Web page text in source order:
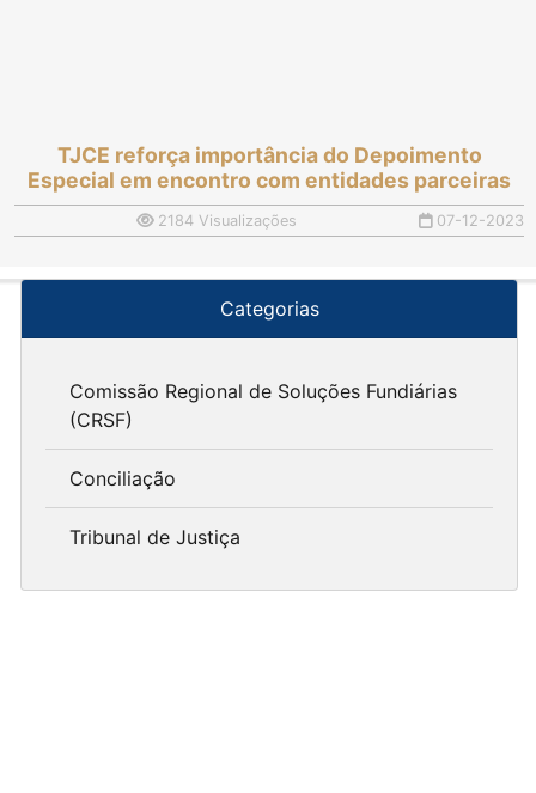
TJCE reforça importância do Depoimento
Especial em encontro com entidades parceiras
2184 Visualizações 07-12-2023
Categorias
Comissão Regional de Soluções Fundiárias
(CRSF)
Conciliação
Tribunal de Justiça